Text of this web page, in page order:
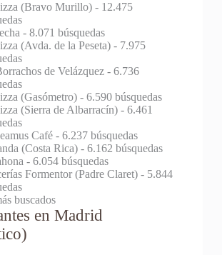
(Bravo Murillo)- 12.475
- 8.071 búsquedas
(Avda. de la Peseta)- 7.975
de Velázquez- 6.736
(Gasómetro)- 6.590 búsquedas
(Sierra de Albarracín)- 6.461
Café- 6.237 búsquedas
(Costa Rica)- 6.162 búsquedas
- 6.054 búsquedas
Formentor (Padre Claret)- 5.844
buscados
en Madrid